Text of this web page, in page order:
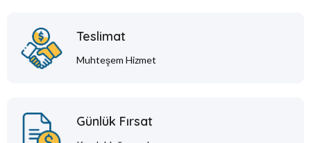
Teslimat
Muhteşem Hizmet
Günlük Fırsat